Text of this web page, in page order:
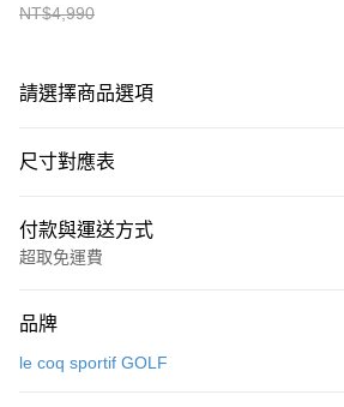
NT$4,990
請選擇商品選項
尺寸對應表
付款與運送方式
超取免運費
信用卡一次付款
品牌
le coq sportif GOLF